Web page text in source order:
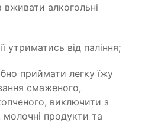
алкогольні
утриматись від паління;
приймати легку їжу
смаженого,
виключити з
молочні продукти та